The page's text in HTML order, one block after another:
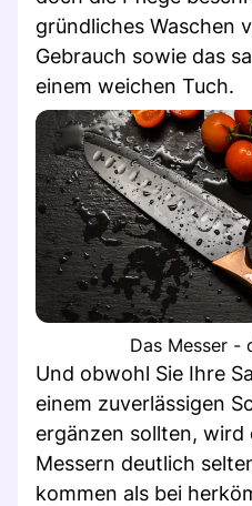
gründliches Waschen
Gebrauch sowie das
einem weichen Tuch.
Das Messer -
Und obwohl Sie Ihre
einem zuverlässigen
ergänzen sollten, wird
Messern deutlich
kommen als bei